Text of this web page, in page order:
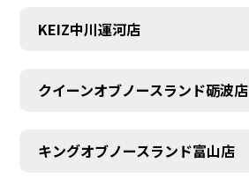
KEIZ中川運河店
クイーンオブノースランド砺波店
キングオブノースランド富山店